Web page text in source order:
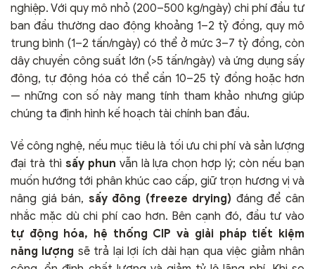
nghiệp. Với quy mô nhỏ (200–500 kg/ngày) chi phí đầu tư
ban đầu thường dao động khoảng 1–2 tỷ đồng, quy mô
trung bình (1–2 tấn/ngày) có thể ở mức 3–7 tỷ đồng, còn
dây chuyền công suất lớn (>5 tấn/ngày) và ứng dụng sấy
đông, tự động hóa có thể cần 10–25 tỷ đồng hoặc hơn
— những con số này mang tính tham khảo nhưng giúp
chúng ta định hình kế hoạch tài chính ban đầu.
Về công nghệ, nếu mục tiêu là tối ưu chi phí và sản lượng
đại trà thì sấy phun vẫn là lựa chọn hợp lý; còn nếu bạn
muốn hướng tới phân khúc cao cấp, giữ trọn hương vị và
nâng giá bán, sấy đông (freeze drying) đáng để cân
nhắc mặc dù chi phí cao hơn. Bên cạnh đó, đầu tư vào
tự động hóa, hệ thống CIP và giải pháp tiết kiệm
năng lượng sẽ trả lại lợi ích dài hạn qua việc giảm nhân